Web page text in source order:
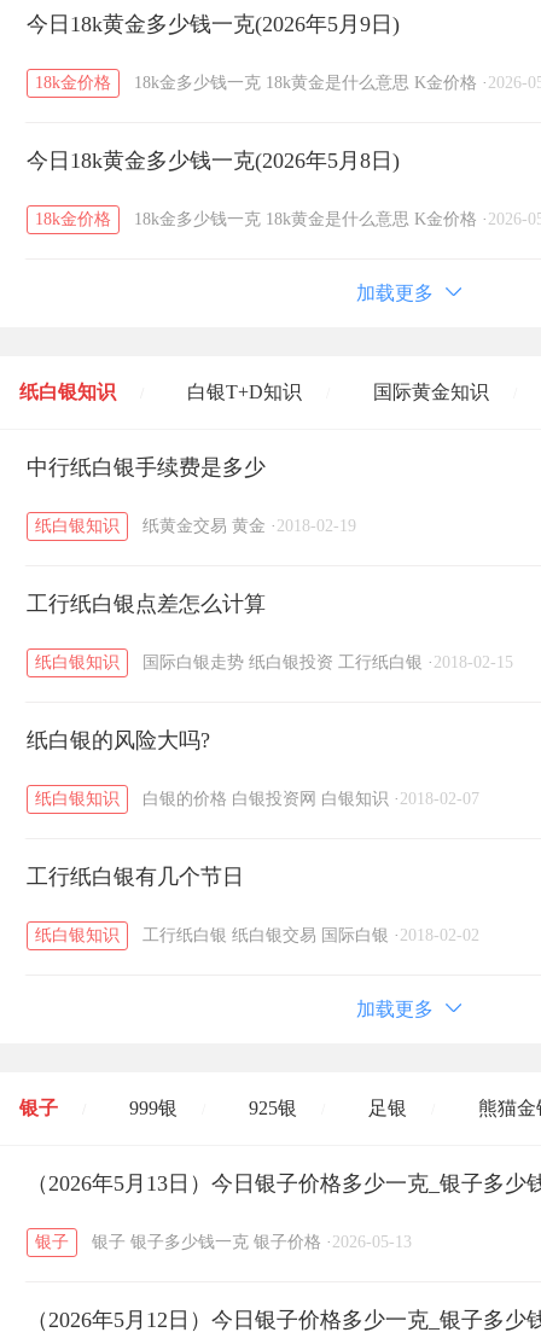
今日18k黄金多少钱一克(2026年5月9日)
18k金价格 18k金多少钱一克 18k黄金是什么意思 K金价格 · 2026-
今日18k黄金多少钱一克(2026年5月8日)
18k金价格 18k金多少钱一克 18k黄金是什么意思 K金价格 · 2026-
加载更多
纸白银知识 白银T+D知识 国际黄金知识
黄金T+D知识 / 粤贵银知识
中行纸白银手续费是多少
纸白银知识 纸黄金交易 黄金 · 2018-02-19
工行纸白银点差怎么计算
纸白银知识 国际白银走势 纸白银投资 工行纸白银 · 2018-02-15
纸白银的风险大吗?
纸白银知识 白银的价格 白银投资网 白银知识 · 2018-02-07
工行纸白银有几个节日
纸白银知识 工行纸白银 纸白银交易 国际白银 · 2018-02-02
加载更多
银子 999银 925银 足银 熊猫金
开国纪念币 大清银币 / 长城币 / 老
菜百 周生生 周大生
六福 / 金至尊 潮宏基 / 亚一金店 /
（2026年5月13日）今日银子价格多少一克_银子多少
银子 银子 银子多少钱一克 银子价格 · 2026-05-13
（2026年5月12日）今日银子价格多少一克_银子多少